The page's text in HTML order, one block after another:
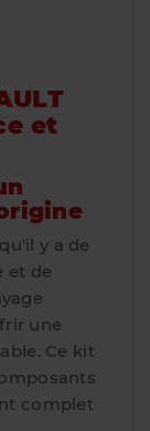
et
y a de
et de
une
Ce kit
complet